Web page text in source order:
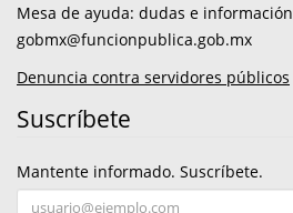
Mesa de ayuda: dudas e información
gobmx@funcionpublica.gob.mx
Denuncia contra servidores públicos
Suscríbete
Mantente informado. Suscríbete.